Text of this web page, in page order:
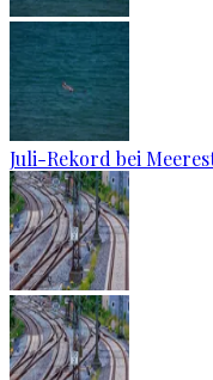
Juli-Rekord bei